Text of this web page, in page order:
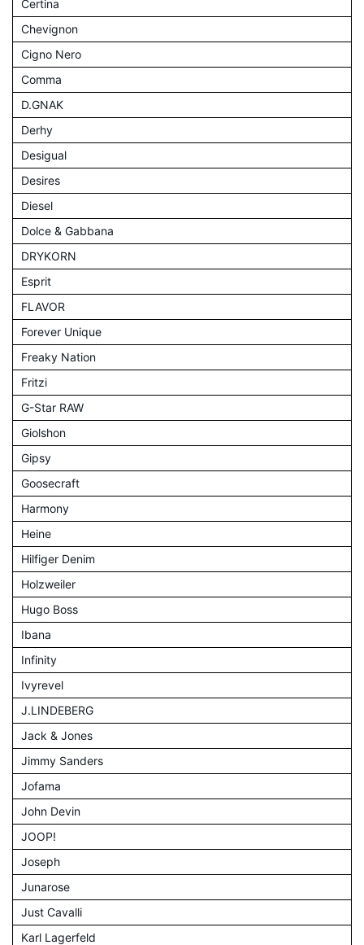
Certina
Chevignon
Cigno Nero
Comma
D.GNAK
Derhy
Desigual
Desires
Diesel
Dolce & Gabbana
DRYKORN
Esprit
FLAVOR
Forever Unique
Freaky Nation
Fritzi
G-Star RAW
Giolshon
Gipsy
Goosecraft
Harmony
Heine
Hilfiger Denim
Holzweiler
Hugo Boss
Ibana
Infinity
Ivyrevel
J.LINDEBERG
Jack & Jones
Jimmy Sanders
Jofama
John Devin
JOOP!
Joseph
Junarose
Just Cavalli
Karl Lagerfeld